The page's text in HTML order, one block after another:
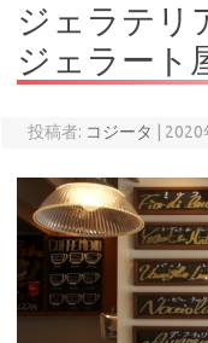
ジェラテリ
ジェラート
投稿者: コジータ 2020